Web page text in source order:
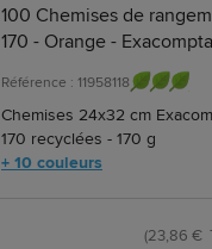
100 Chemises de
170 - Orange - Exacompta
Référence : 11958118
Chemises 24x32 cm
170 recyclées - 170 g
+ 10 couleurs
(23,86 €